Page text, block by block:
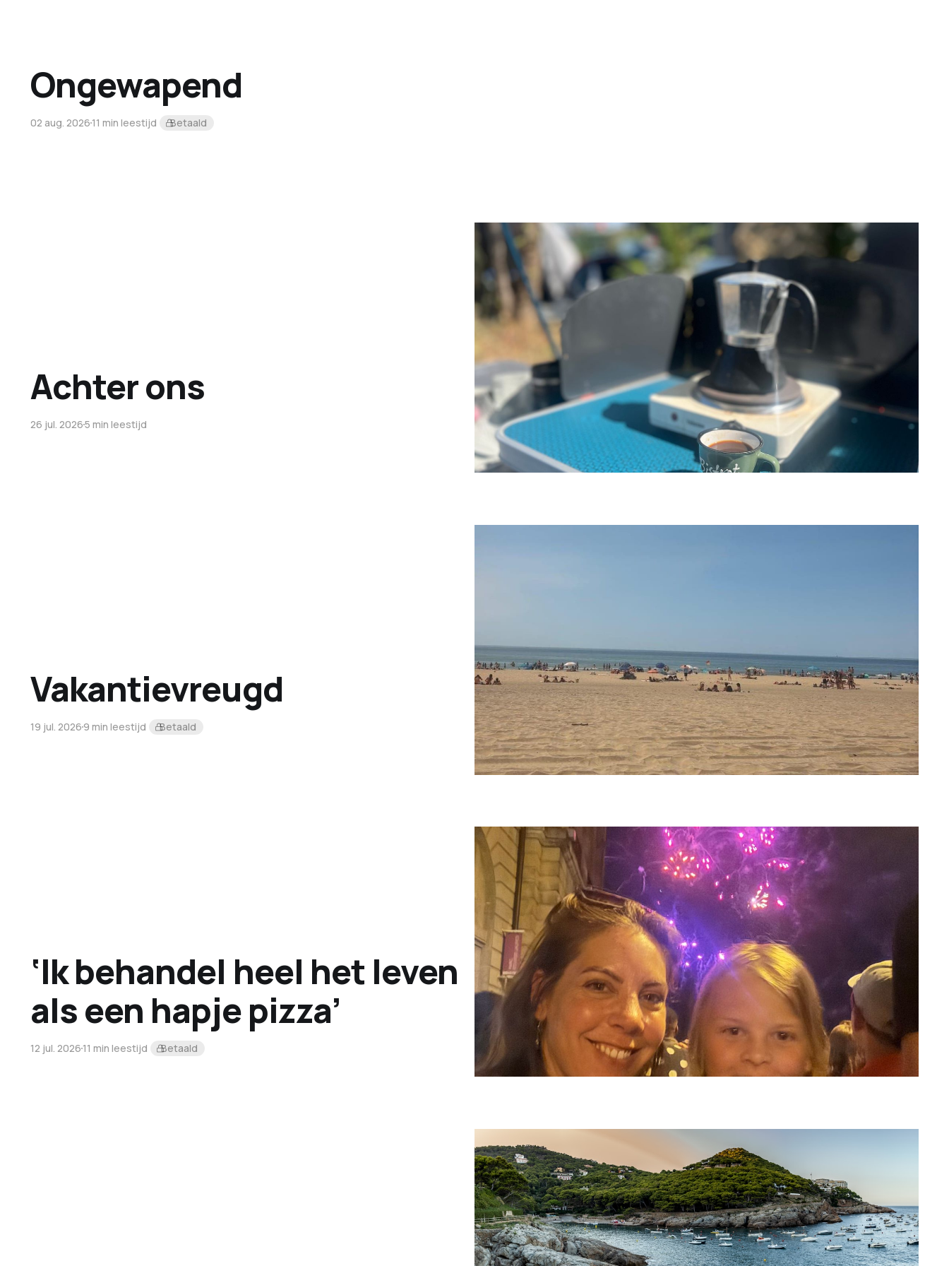
Ongewapend
02 aug. 202611 min leestijd Betaald
Achter ons
26 jul. 20265 min leestijd
Vakantievreugd
19 jul. 20269 min leestijd Betaald
‘Ik behandel heel het leven
als een hapje pizza’
12 jul. 202611 min leestijd Betaald